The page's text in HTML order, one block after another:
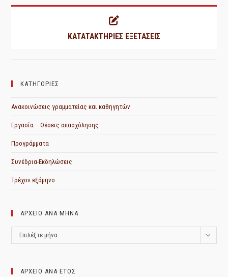
ΚΑΤΑΤΑΚΤΗΡΙΕΣ ΕΞΕΤΑΣΕΙΣ
ΚΑΤΗΓΟΡΙΕΣ
Ανακοινώσεις γραμματείας και καθηγητών
Εργασία – Θέσεις απασχόλησης
Προγράμματα
Συνέδρια-Εκδηλώσεις
Τρέχον εξάμηνο
ΑΡΧΕΙΟ ΑΝΑ ΜΗΝΑ
ΑΡΧΕΙΟ
ΑΝΑ
Επιλέξτε μήνα
ΑΡΧΕΙΟ ΑΝΑ ΕΤΟΣ